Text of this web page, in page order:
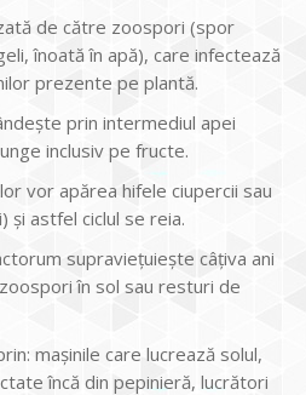
de către zoospori (spor
înoată în apă), care infectează
prezente pe plantă.
prin intermediul apei
inclusiv pe fructe.
vor apărea hifele ciupercii sau
și astfel ciclul se reia.
supraviețuiește câțiva ani
în sol sau resturi de
mașinile care lucrează solul,
încă din pepinieră, lucrători